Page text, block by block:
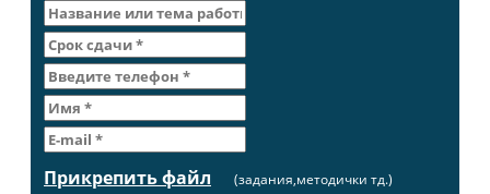
Прикрепить файл (задания,методички тд.)